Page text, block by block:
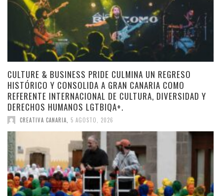
CULTURE & BUSINESS PRIDE CULMINA UN REGRESO
HISTÓRICO Y CONSOLIDA A GRAN CANARIA COMO
REFERENTE INTERNACIONAL DE CULTURA, DIVERSIDAD Y
DERECHOS HUMANOS LGTBIQA+.
CREATIVA CANARIA 5 AGOSTO, 2026